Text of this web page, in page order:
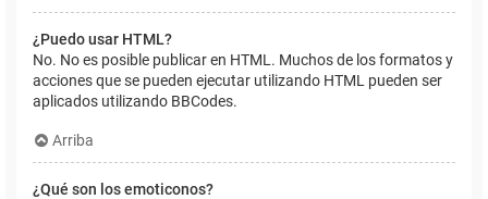
¿Puedo usar HTML?
No. No es posible publicar en HTML. Muchos de los formatos y
acciones que se pueden ejecutar utilizando HTML pueden ser
aplicados utilizando BBCodes.
Arriba
¿Qué son los emoticonos?